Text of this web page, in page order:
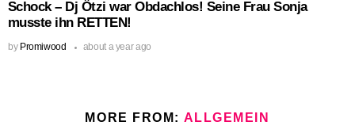
Schock – Dj Ötzi war Obdachlos! Seine Frau Sonja
musste ihn RETTEN!
by Promiwood about a year ago
MORE FROM: ALLGEMEIN